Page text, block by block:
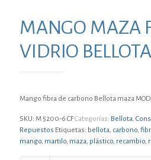
MANGO MAZA
VIDRIO
Mango fibra de carbono Bellota maza
SKU: M 5200-6 CFCategorías: Bellota,
Repuestos Etiquetas: bellota, carbono,
mango, martilo, maza, plástico, recambio,